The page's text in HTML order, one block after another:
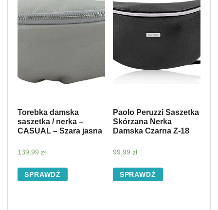
Torebka damska
saszetka / nerka –
CASUAL – Szara jasna
139,99 zł
SPRAWDŹ
Paolo Peruzzi Saszetka
Skórzana Nerka
Damska Czarna Z-18
99,99 zł
SPRAWDŹ